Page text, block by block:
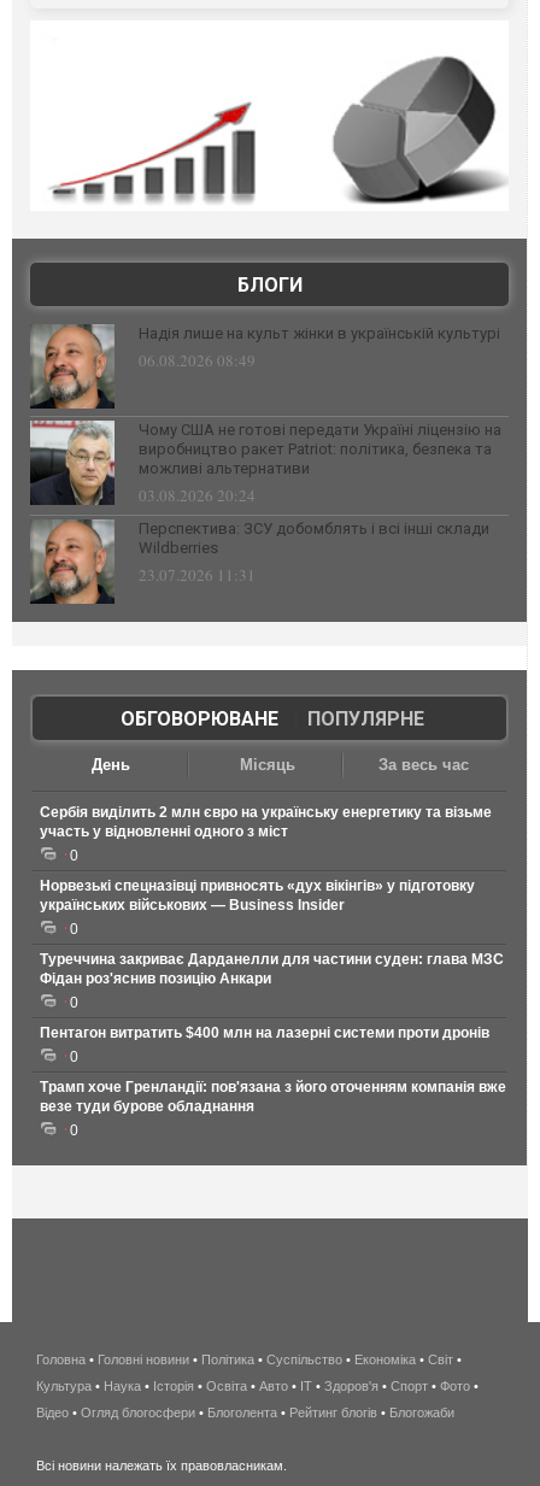
БЛОГИ
Надія лише на культ жінки в українській культурі
06.08.2026 08:49
Чому США не готові передати Україні ліцензію на
виробництво ракет Patriot: політика, безпека та
можливі альтернативи
03.08.2026 20:24
Перспектива: ЗСУ добомблять і всі інші склади
Wildberries
23.07.2026 11:31
ОБГОВОРЮВАНЕ| ПОПУЛЯРНЕ
День Місяць За весь час
Сербія виділить 2 млн євро на українську енергетику та візьме
участь у відновленні одного з міст
0
Норвезькі спецназівці привносять «дух вікінгів» у підготовку
українських військових — Business Insider
0
Туреччина закриває Дарданелли для частини суден: глава МЗС
Фідан роз'яснив позицію Анкари
0
Пентагон витратить $400 млн на лазерні системи проти дронів
0
Трамп хоче Гренландії: пов'язана з його оточенням компанія вже
везе туди бурове обладнання
0
беспроводной
интернет
киев
Головна • Головні новини • Політика • Суспільство • Економіка • Світ •
Культура • Наука • Історія • Освіта • Авто • IT • Здоров'я • Спорт • Фото •
Відео • Огляд блогосфери • Блоголента • Рейтинг блогів • Блогожаби
Всі новини належать їх правовласникам.